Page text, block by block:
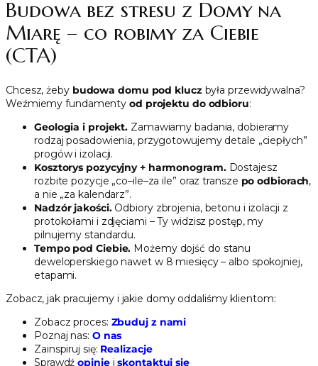
Budowa bez stresu z Domy na
Miarę – co robimy za Ciebie
(CTA)
Chcesz, żeby budowa domu pod kluczbyła przewidywalna?
Weźmiemy fundamenty od projektu do odbioru:
Geologia i projekt. Zamawiamy badania, dobieramy
rodzaj posadowienia, przygotowujemy detale „ciepłych”
progów i izolacji.
Kosztorys pozycyjny + harmonogram.Dostajesz
rozbite pozycje „co–ile–za ile” oraz transze po odbiorach,
a nie „za kalendarz”.
Nadzór jakości.Odbiory zbrojenia, betonu i izolacji z
protokołami i zdjęciami – Ty widzisz postęp, my
pilnujemy standardu.
Tempo pod Ciebie. Możemy dojść do stanu
deweloperskiego nawet w 8 miesięcy – albo spokojniej,
etapami.
Zobacz, jak pracujemy i jakie domy oddaliśmy klientom:
Zobacz proces: Zbuduj z nami
Poznaj nas: O nas
Zainspiruj się: Realizacje
Sprawdźopinieiskontaktuj się